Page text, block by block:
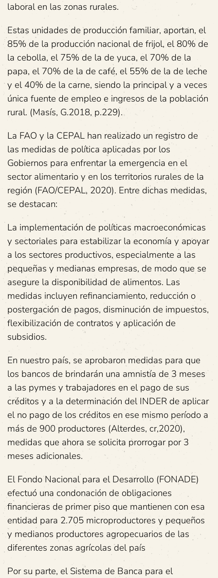
laboral en las zonas rurales.
Estas unidades de producción familiar, aportan, el
85% de la producción nacional de frijol, el 80% de
la cebolla, el 75% de la de yuca, el 70% de la
papa, el 70% de la de café, el 55% de la de leche
y el 40% de la carne, siendo la principal y a veces
única fuente de empleo e ingresos de la población
rural. (Masís, G.2018, p.229).
La FAO y la CEPAL han realizado un registro de
las medidas de política aplicadas por los
Gobiernos para enfrentar la emergencia en el
sector alimentario y en los territorios rurales de la
región (FAO/CEPAL, 2020). Entre dichas medidas,
se destacan:
La implementación de políticas macroeconómicas
y sectoriales para estabilizar la economía y apoyar
a los sectores productivos, especialmente a las
pequeñas y medianas empresas, de modo que se
asegure la disponibilidad de alimentos. Las
medidas incluyen refinanciamiento, reducción o
postergación de pagos, disminución de impuestos,
flexibilización de contratos y aplicación de
subsidios.
En nuestro país, se aprobaron medidas para que
los bancos de brindarán una amnistía de 3 meses
a las pymes y trabajadores en el pago de sus
créditos y a la determinación del INDER de aplicar
el no pago de los créditos en ese mismo período a
más de 900 productores (Alterdes, cr,2020),
medidas que ahora se solicita prorrogar por 3
meses adicionales.
El Fondo Nacional para el Desarrollo (FONADE)
efectuó una condonación de obligaciones
financieras de primer piso que mantienen con esa
entidad para 2.705 microproductores y pequeños
y medianos productores agropecuarios de las
diferentes zonas agrícolas del país
Por su parte, el Sistema de Banca para el